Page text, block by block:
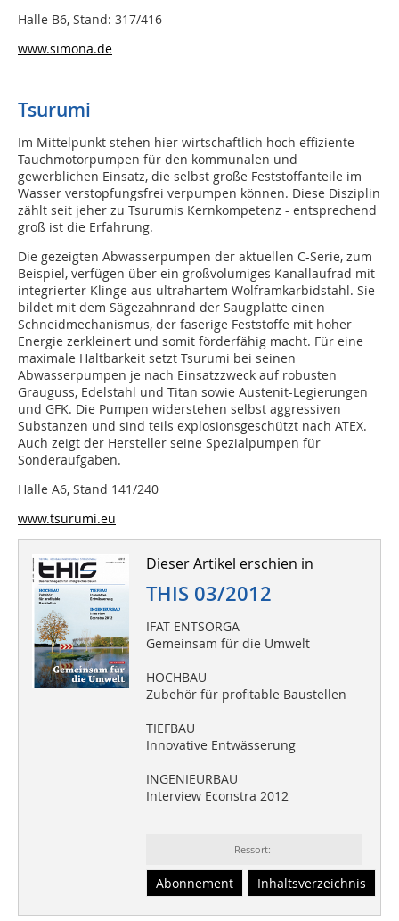
Halle B6, Stand: 317/416
www.simona.de
Tsurumi
Im Mittelpunkt stehen hier wirtschaftlich hoch effiziente
Tauchmotorpumpen für den kommunalen und
gewerblichen Einsatz, die selbst große Feststoffanteile im
Wasser verstopfungsfrei verpumpen können. Diese Disziplin
zählt seit jeher zu Tsurumis Kernkompetenz - entsprechend
groß ist die Erfahrung.
Die gezeigten Abwasserpumpen der aktuellen C-Serie, zum
Beispiel, verfügen über ein großvolumiges Kanallaufrad mit
integrierter Klinge aus ultrahartem Wolframkarbidstahl. Sie
bildet mit dem Sägezahnrand der Saugplatte einen
Schneidmechanismus, der faserige Feststoffe mit hoher
Energie zerkleinert und somit förderfähig macht. Für eine
maximale Haltbarkeit setzt Tsurumi bei seinen
Abwasserpumpen je nach Einsatzzweck auf robusten
Grauguss, Edelstahl und Titan sowie Austenit-Legierungen
und GFK. Die Pumpen widerstehen selbst aggressiven
Substanzen und sind teils explosionsgeschützt nach ATEX.
Auch zeigt der Hersteller seine Spezialpumpen für
Sonderaufgaben.
Halle A6, Stand 141/240
www.tsurumi.eu
Dieser Artikel erschien in
THIS 03/2012
IFAT ENTSORGA
Gemeinsam für die Umwelt
HOCHBAU
Zubehör für profitable Baustellen
TIEFBAU
Innovative Entwässerung
INGENIEURBAU
Interview Econstra 2012
Ressort:
Abonnement Inhaltsverzeichnis